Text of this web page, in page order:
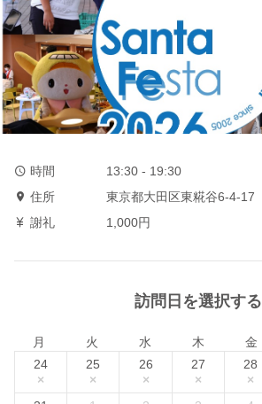
時間
13:30 - 19:30
住所
東京都大田区東糀谷6-4-17
謝礼
1,000円
訪問日を選択する
月 火 水 木 金
24
×
25
×
26
×
27
×
28
×